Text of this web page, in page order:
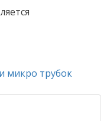
микро трубок